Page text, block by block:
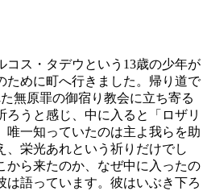
コス・タデウという13歳の少年が
ために町へ行きました。帰り道で
無原罪の御宿り教会に立ち寄る
ろうと感じ、中に入ると「ロザリ
唯一知っていたのは主よ我らを助
、栄光あれという祈りだけでし
から来たのか、なぜ中に入ったの
は語っています。彼はいぶき下ろ